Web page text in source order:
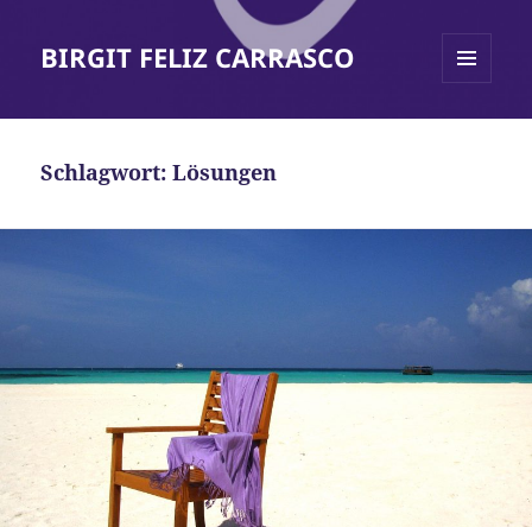
BIRGIT FELIZ CARRASCO
Schlagwort:Lösungen